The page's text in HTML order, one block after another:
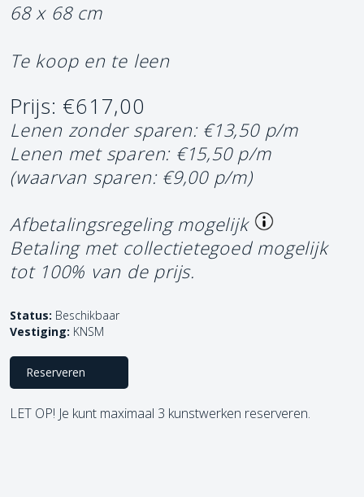
68 x 68 cm
Te koop en te leen
Prijs: €617,00
Lenen zonder sparen: €13,50 p/m
Lenen met sparen: €15,50 p/m
(waarvan sparen: €9,00 p/m)
Afbetalingsregeling mogelijk
Betaling met collectietegoed mogelijk
tot 100% van de prijs.
Status: Beschikbaar
Vestiging: KNSM
Reserveren
LET OP! Je kunt maximaal 3 kunstwerken reserveren.